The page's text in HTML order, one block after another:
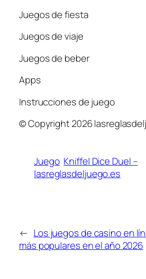
Juegos de fiesta
Juegos de viaje
Juegos de beber
Apps
Instrucciones de juego
© Copyright 2026
Juego Kniffel Dice Duel –
lasreglasdeljuego.es
← Los juegos de casino en
más populares en el año 2026